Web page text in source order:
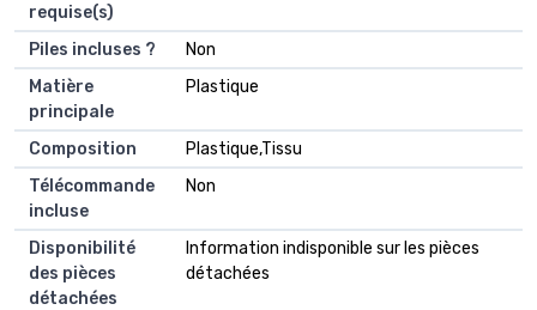
requise(s)
Piles incluses ?
‎Non
Matière
principale
‎Plastique
Composition
‎Plastique,Tissu
Télécommande
incluse
‎Non
Disponibilité
des pièces
détachées
‎Information indisponible sur les pièces
détachées